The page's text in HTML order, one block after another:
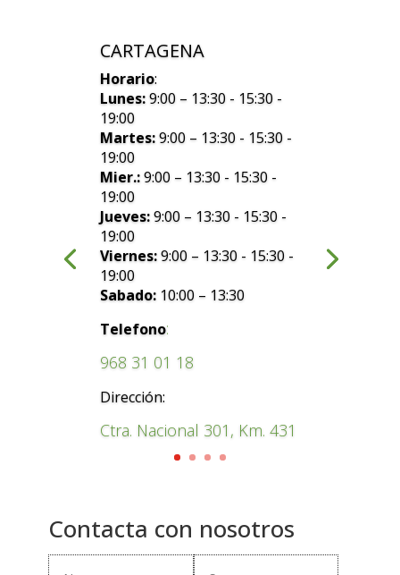
CARTAGENA
Horario:
Lunes:9:00 – 13:30 - 15:30 -
19:00
Martes:9:00 – 13:30 - 15:30 -
19:00
Mier.:9:00 – 13:30 - 15:30 -
19:00
Jueves:9:00 – 13:30 - 15:30 -
19:00
Viernes:9:00 – 13:30 - 15:30 -
19:00
Sabado: 10:00 – 13:30
Telefono:
968 31 01 18
Dirección:
Ctra. Nacional 301, Km. 431
Contacta con nosotros